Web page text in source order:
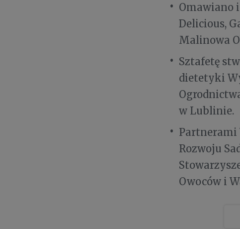
Omawiano
Delicious,
Malinowa
Sztafetę
dietetyki
w Lublinie.
Partnerami
Rozwoju
Owoców i